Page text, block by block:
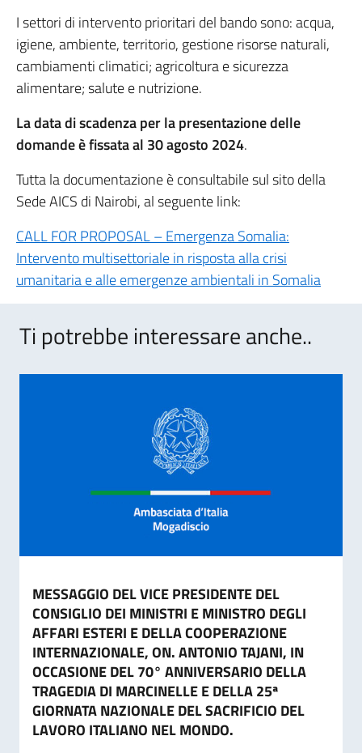
I settori di intervento prioritari del bando sono: acqua,
igiene, ambiente, territorio, gestione risorse naturali,
cambiamenti climatici; agricoltura e sicurezza
alimentare; salute e nutrizione.
La data di scadenza per la presentazione delle
domande è fissata al 30 agosto 2024.
Tutta la documentazione è consultabile sul sito della
Sede AICS di Nairobi, al seguente link:
CALL FOR PROPOSAL – Emergenza Somalia:
Intervento multisettoriale in risposta alla crisi
umanitaria e alle emergenze ambientali in Somalia
Ti potrebbe interessare anche..
MESSAGGIO DEL VICE PRESIDENTE DEL
CONSIGLIO DEI MINISTRI E MINISTRO DEGLI
AFFARI ESTERI E DELLA COOPERAZIONE
INTERNAZIONALE, ON. ANTONIO TAJANI, IN
OCCASIONE DEL 70° ANNIVERSARIO DELLA
TRAGEDIA DI MARCINELLE E DELLA 25ª
GIORNATA NAZIONALE DEL SACRIFICIO DEL
LAVORO ITALIANO NEL MONDO.